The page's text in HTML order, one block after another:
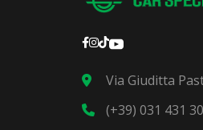
Via Giuditta
(+39) 031 431